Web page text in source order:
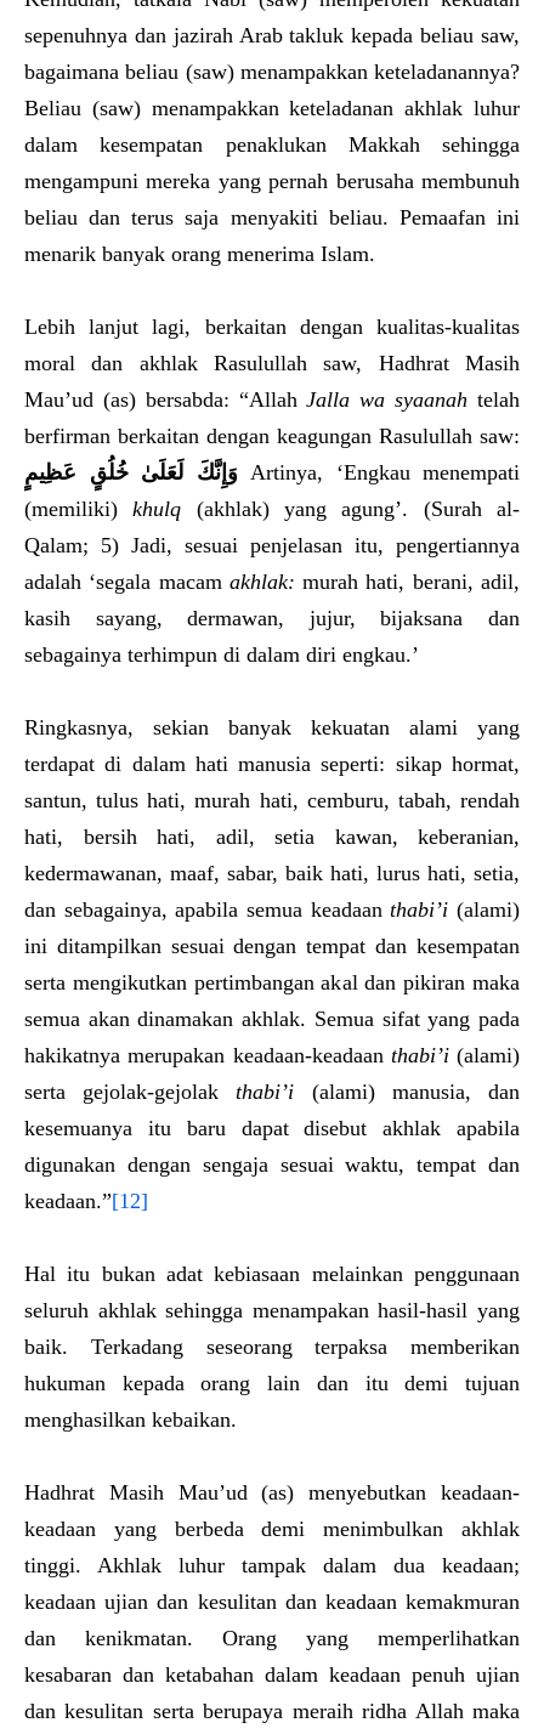
sepenuhnya dan jazirah Arab takluk kepada beliau saw,
bagaimana beliau (saw) menampakkan keteladanannya?
Beliau (saw) menampakkan keteladanan akhlak luhur
dalam kesempatan penaklukan Makkah sehingga
mengampuni mereka yang pernah berusaha membunuh
beliau dan terus saja menyakiti beliau. Pemaafan ini
menarik banyak orang menerima Islam.
Lebih lanjut lagi, berkaitan dengan kualitas-kualitas
moral dan akhlak Rasulullah saw, Hadhrat Masih
Mau’ud (as) bersabda: “AllahJalla wa syaanah telah
berfirman berkaitan dengan keagungan Rasulullah saw:
وَإِنَّكَ لَعَلَىٰ خُلُقٍ عَظِيمٍ Artinya, ‘Engkau menempati
(memiliki)khulq (akhlak) yang agung’. (Surah al-
Qalam; 5) Jadi, sesuai penjelasan itu, pengertiannya
adalah ‘segala macam akhlak:murah hati, berani, adil,
kasih sayang, dermawan, jujur, bijaksana dan
sebagainya terhimpun di dalam diri engkau.’
Ringkasnya, sekian banyak kekuatan alami yang
terdapat di dalam hati manusia seperti: sikap hormat,
santun, tulus hati, murah hati, cemburu, tabah, rendah
hati, bersih hati, adil, setia kawan, keberanian,
kedermawanan, maaf, sabar, baik hati, lurus hati, setia,
dan sebagainya, apabila semua keadaanthabi’i(alami)
ini ditampilkan sesuai dengan tempat dan kesempatan
serta mengikutkan pertimbangan akal dan pikiran maka
semua akan dinamakan akhlak. Semua sifat yang pada
hakikatnya merupakan keadaan-keadaan thabi’i (alami)
serta gejolak-gejolakthabi’i (alami) manusia, dan
kesemuanya itu baru dapat disebut akhlak apabila
digunakan dengan sengaja sesuai waktu, tempat dan
keadaan.”[12]
Hal itu bukan adat kebiasaan melainkan penggunaan
seluruh akhlak sehingga menampakan hasil-hasil yang
baik. Terkadang seseorang terpaksa memberikan
hukuman kepada orang lain dan itu demi tujuan
menghasilkan kebaikan.
Hadhrat Masih Mau’ud (as) menyebutkan keadaan-
keadaan yang berbeda demi menimbulkan akhlak
tinggi. Akhlak luhur tampak dalam dua keadaan;
keadaan ujian dan kesulitan dan keadaan kemakmuran
dan kenikmatan. Orang yang memperlihatkan
kesabaran dan ketabahan dalam keadaan penuh ujian
dan kesulitan serta berupaya meraih ridha Allah maka